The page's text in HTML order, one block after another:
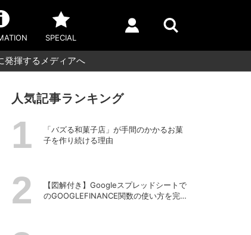
SPECIAL
発揮するメディアへ
人気記事ランキング
「バズる和菓子店」が手間のかかるお菓
子を作り続ける理由
【図解付き】Googleスプレッドシートで
のGOOGLEFINANCE関数の使い方を完全